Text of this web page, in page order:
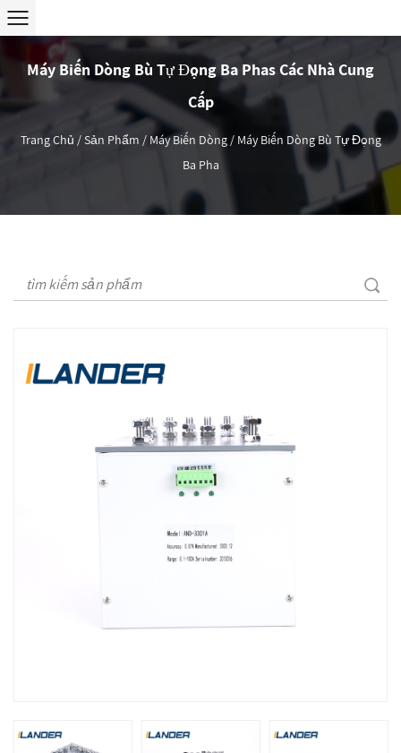
Máy Biến Dòng Bù Tự Động Ba Phas Các Nhà Cung
Cấp
Trang Chủ /Sản Phẩm / Máy Biến Dòng/ Máy Biến Dòng Bù Tự Động
Ba Pha